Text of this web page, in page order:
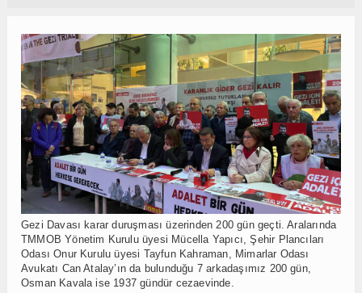
Gezi Davası karar duruşması üzerinden 200 gün geçti. Aralarında
TMMOB Yönetim Kurulu üyesi Mücella Yapıcı, Şehir Plancıları
Odası Onur Kurulu üyesi Tayfun Kahraman, Mimarlar Odası
Avukatı Can Atalay’ın da bulunduğu 7 arkadaşımız 200 gün,
Osman Kavala ise 1937 gündür cezaevinde.